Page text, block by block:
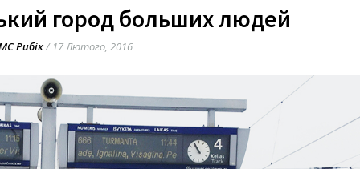
город больших людей
Рибік/ 17 Лютого, 2016